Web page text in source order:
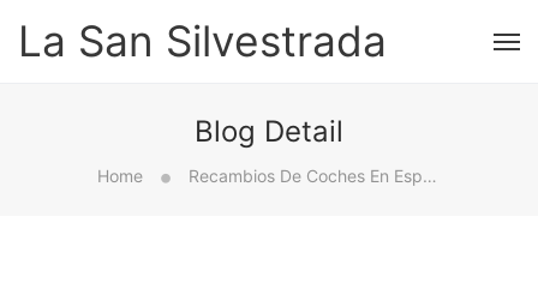
La San Silvestrada
Blog Detail
Home Recambios De Coches En España